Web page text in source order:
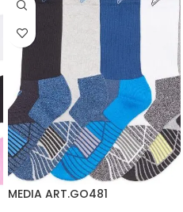
MEDIA ART.GO481